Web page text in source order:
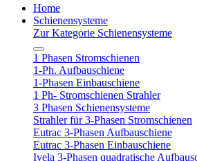
Home
Schienensysteme
Zur Kategorie Schienensysteme
1 Phasen Stromschienen
1-Ph. Aufbauschiene
1-Phasen Einbauschiene
1 Ph- Stromschienen Strahler
3 Phasen Schienensysteme
Strahler für 3-Phasen Stromschienen
Eutrac 3-Phasen Aufbauschiene
Eutrac 3-Phasen Einbauschiene
Ivela 3-Phasen quadratische